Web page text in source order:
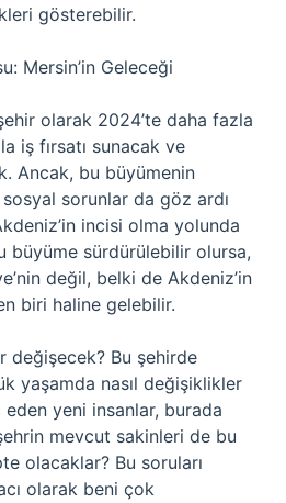
gösterebilir.
Mersin’in Geleceği
olarak 2024’te daha fazla
iş fırsatı sunacak ve
Ancak, bu büyümenin
sorunlar da göz ardı
incisi olma yolunda
büyüme sürdürülebilir olursa,
değil, belki de Akdeniz’in
biri haline gelebilir.
değişecek? Bu şehirde
yaşamda nasıl değişiklikler
eden yeni insanlar, burada
mevcut sakinleri de bu
olacaklar? Bu soruları
olarak beni çok